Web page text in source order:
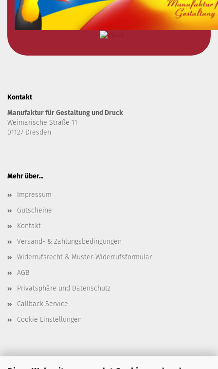
Kontakt
Manufaktur für Gestaltung und Druck
Weimarische Straße 11
01127 Dresden
Mehr über...
Impressum
Gutscheine
Kontakt
Versand- & Zahlungsbedingungen
Widerrufsrecht & Muster-Widerrufsformular
AGB
Privatsphäre und Datenschutz
Callback Service
Cookie Einstellungen